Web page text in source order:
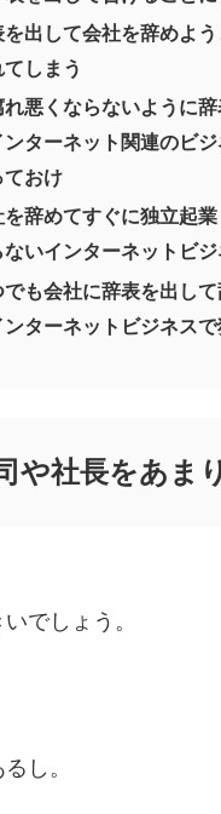
を出して会社を辞めよ
てしまう
れ悪くならないように
ンターネット関連のビ
ておけ
を辞めてすぐに独立起
ないインターネットビジ
でも会社に辞表を出し
ンターネットビジネス
や社長をあま
でしょう。
し。